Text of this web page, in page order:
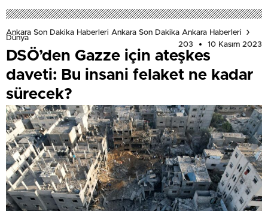
Ankara Son Dakika Haberleri Ankara Son Dakika Ankara Haberleri
Dünya
203
10 Kasım 2023
DSÖ’den Gazze için ateşkes
daveti: Bu insani felaket ne kadar
sürecek?